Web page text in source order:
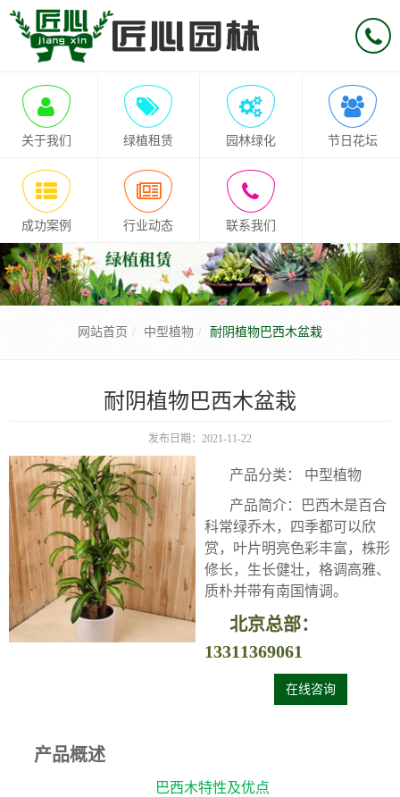
关于我们 绿植租赁 园林绿化 节日花坛
成功案例 行业动态 联系我们
网站首页 中型植物 耐阴植物巴西木盆栽
耐阴植物巴西木盆栽
发布日期：2021-11-22
产品分类： 中型植物
产品简介：
巴西木是百合
科常绿乔木，四季都可以欣
赏，叶片明亮色彩丰富，株形
修长，生长健壮，格调高雅、
质朴并带有南国情调。
北京总部：
13311369061
在线咨询
产品概述
巴西木特性及优点